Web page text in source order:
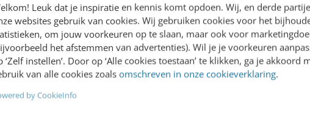
Leuk dat je inspiratie en kennis komt opdoen. Wij, en derde
websites gebruik van cookies. Wij gebruiken cookies voor het
om jouw voorkeuren op te slaan, maar ook voor
het afstemmen van advertenties). Wil je je voorkeuren
‘Zelf instellen’. Door op ‘Alle cookies toestaan’ te klikken, ga je akkoord
van alle cookies zoalsomschreven in onze cookieverklaring.
by CookieInfo